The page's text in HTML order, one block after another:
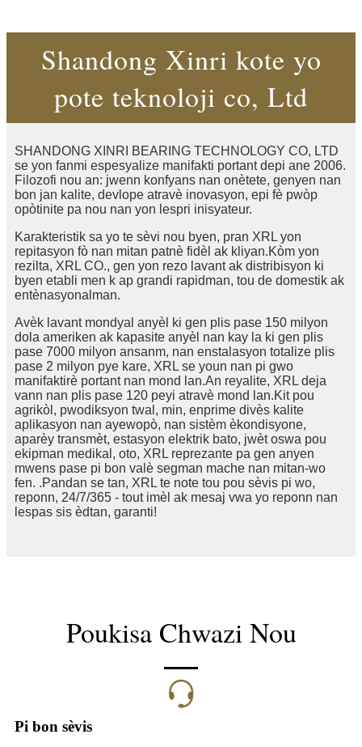
Shandong Xinri kote yo
pote teknoloji co, Ltd
SHANDONG XINRI BEARING TECHNOLOGY CO, LTD
se yon fanmi espesyalize manifakti portant depi ane 2006.
Filozofi nou an: jwenn konfyans nan onètete, genyen nan
bon jan kalite, devlope atravè inovasyon, epi fè pwòp
opòtinite pa nou nan yon lespri inisyateur.
Karakteristik sa yo te sèvi nou byen, pran XRL yon
repitasyon fò nan mitan patnè fidèl ak kliyan.Kòm yon
rezilta, XRL CO., gen yon rezo lavant ak distribisyon ki
byen etabli men k ap grandi rapidman, tou de domestik ak
entènasyonalman.
Avèk lavant mondyal anyèl ki gen plis pase 150 milyon
dola ameriken ak kapasite anyèl nan kay la ki gen plis
pase 7000 milyon ansanm, nan enstalasyon totalize plis
pase 2 milyon pye kare, XRL se youn nan pi gwo
manifaktirè portant nan mond lan.An reyalite, XRL deja
vann nan plis pase 120 peyi atravè mond lan.Kit pou
agrikòl, pwodiksyon twal, min, enprime divès kalite
aplikasyon nan ayewopò, nan sistèm èkondisyone,
aparèy transmèt, estasyon elektrik bato, jwèt oswa pou
ekipman medikal, oto, XRL reprezante pa gen anyen
mwens pase pi bon valè segman mache nan mitan-wo
fen. .Pandan se tan, XRL te note tou pou sèvis pi wo,
reponn, 24/7/365 - tout imèl ak mesaj vwa yo reponn nan
lespas sis èdtan, garanti!
Poukisa Chwazi Nou
Pi bon sèvis